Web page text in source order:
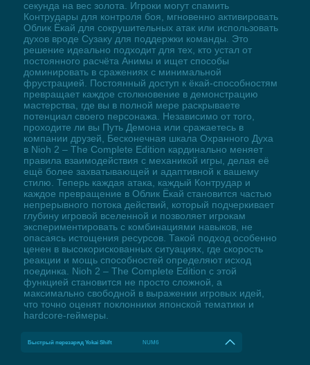
секунда на вес золота. Игроки могут спамить
Контрудары для контроля боя, мгновенно активировать
Облик Ёкай для сокрушительных атак или использовать
духов вроде Сузаку для поддержки команды. Это
решение идеально подходит для тех, кто устал от
постоянного расчёта Анимы и ищет способы
доминировать в сражениях с минимальной
фрустрацией. Постоянный доступ к ёкай-способностям
превращает каждое столкновение в демонстрацию
мастерства, где вы в полной мере раскрываете
потенциал своего персонажа. Независимо от того,
проходите ли вы Путь Демона или сражаетесь в
компании друзей, Бесконечная шкала Охранного Духа
в Nioh 2 – The Complete Edition кардинально меняет
правила взаимодействия с механикой игры, делая её
ещё более захватывающей и адаптивной к вашему
стилю. Теперь каждая атака, каждый Контрудар и
каждое превращение в Облик Ёкай становится частью
непрерывного потока действий, который подчеркивает
глубину игровой вселенной и позволяет игрокам
экспериментировать с комбинациями навыков, не
опасаясь истощения ресурсов. Такой подход особенно
ценен в высокорискованных ситуациях, где скорость
реакции и мощь способностей определяют исход
поединка. Nioh 2 – The Complete Edition с этой
функцией становится не просто сложной, а
максимально свободной в выражении игровых идей,
что точно оценят поклонники японской тематики и
hardcore-геймеры.
Быстрый перезаряд Yokai Shift NUM6